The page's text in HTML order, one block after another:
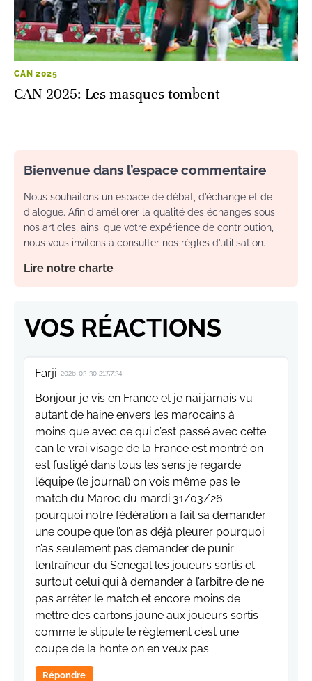
CAN 2025
CAN 2025: Les masques tombent
Bienvenue dans l’espace commentaire
Nous souhaitons un espace de débat, d’échange et de
dialogue. Afin d'améliorer la qualité des échanges sous
nos articles, ainsi que votre expérience de contribution,
nous vous invitons à consulter nos règles d’utilisation.
Lire notre charte
VOS RÉACTIONS
Farji 2026-03-30 21:57:34
Bonjour je vis en France et je n’ai jamais vu
autant de haine envers les marocains à
moins que avec ce qui c’est passé avec cette
can le vrai visage de la France est montré on
est fustigé dans tous les sens je regarde
l’équipe (le journal) on vois même pas le
match du Maroc du mardi 31/03/26
pourquoi notre fédération a fait sa demander
une coupe que l’on as déjà pleurer pourquoi
n’as seulement pas demander de punir
l’entraîneur du Senegal les joueurs sortis et
surtout celui qui à demander à l’arbitre de ne
pas arrêter le match et encore moins de
mettre des cartons jaune aux joueurs sortis
comme le stipule le règlement c’est une
coupe de la honte on en veux pas
Répondre